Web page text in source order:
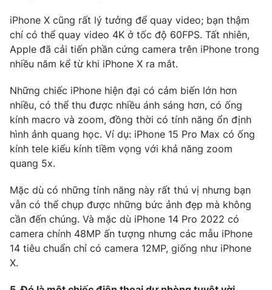
iPhone X cũng rất lý tưởng để quay video; bạn thậm
chí có thể quay video 4K ở tốc độ 60FPS. Tất nhiên,
Apple đã cải tiến phần cứng camera trên iPhone trong
nhiều năm kể từ khi iPhone X ra mắt.
Những chiếc iPhone hiện đại có cảm biến lớn hơn
nhiều, có thể thu được nhiều ánh sáng hơn, có ống
kính macro và zoom, đồng thời có tính năng ổn định
hình ảnh quang học. Ví dụ: iPhone 15 Pro Max có ống
kính tele kiểu kính tiềm vọng với khả năng zoom
quang 5x.
Mặc dù có những tính năng này rất thú vị nhưng bạn
vẫn có thể chụp được những bức ảnh đẹp mà không
cần đến chúng. Và mặc dù iPhone 14 Pro 2022 có
camera chính 48MP ấn tượng nhưng các mẫu iPhone
14 tiêu chuẩn chỉ có camera 12MP, giống như iPhone
X.